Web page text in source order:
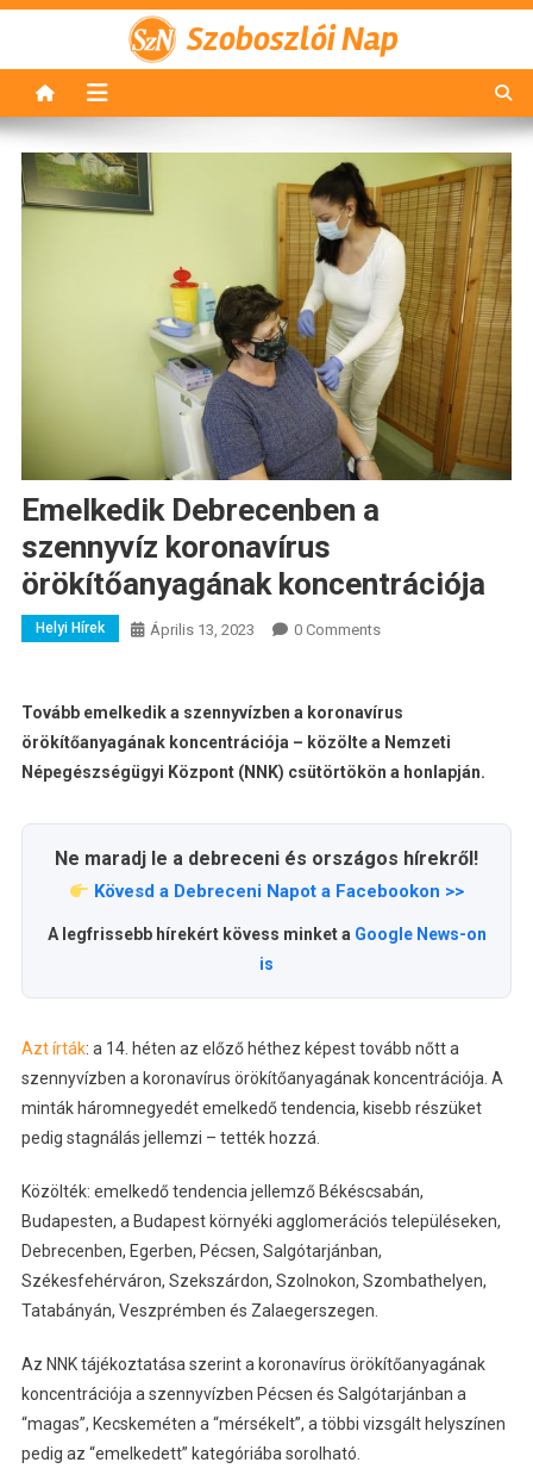
Szoboszlói Nap
Emelkedik Debrecenben a
szennyvíz koronavírus
örökítőanyagának koncentrációja
Helyi Hírek Április 13, 2023 0 Comments
Tovább emelkedik a szennyvízben a koronavírus
örökítőanyagának koncentrációja – közölte a Nemzeti
Népegészségügyi Központ (NNK) csütörtökön a honlapján.
Ne maradj le a debreceni és országos hírekről!
Kövesd a Debreceni Napot a Facebookon >>
A legfrissebb hírekért kövess minket a Google News-on
is
Azt írták: a 14. héten az előző héthez képest tovább nőtt a
szennyvízben a koronavírus örökítőanyagának koncentrációja. A
minták háromnegyedét emelkedő tendencia, kisebb részüket
pedig stagnálás jellemzi – tették hozzá.
Közölték: emelkedő tendencia jellemző Békéscsabán,
Budapesten, a Budapest környéki agglomerációs településeken,
Debrecenben, Egerben, Pécsen, Salgótarjánban,
Székesfehérváron, Szekszárdon, Szolnokon, Szombathelyen,
Tatabányán, Veszprémben és Zalaegerszegen.
Az NNK tájékoztatása szerint a koronavírus örökítőanyagának
koncentrációja a szennyvízben Pécsen és Salgótarjánban a
“magas”, Kecskeméten a “mérsékelt”, a többi vizsgált helyszínen
pedig az “emelkedett” kategóriába sorolható.